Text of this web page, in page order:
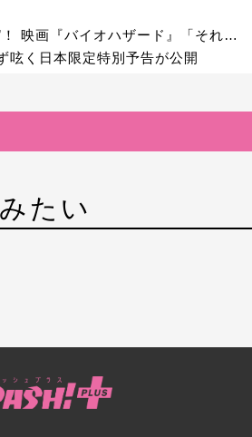
！ 映画『バイオハザード』「それ…
く日本限定特別予告が公開
たい